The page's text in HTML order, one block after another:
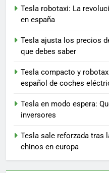
Tesla robotaxi: La
en españa
Tesla ajusta los precios
que debes saber
Tesla compacto y
español de coches
Tesla en modo espera:
inversores
Tesla sale reforzada tras
chinos en europa